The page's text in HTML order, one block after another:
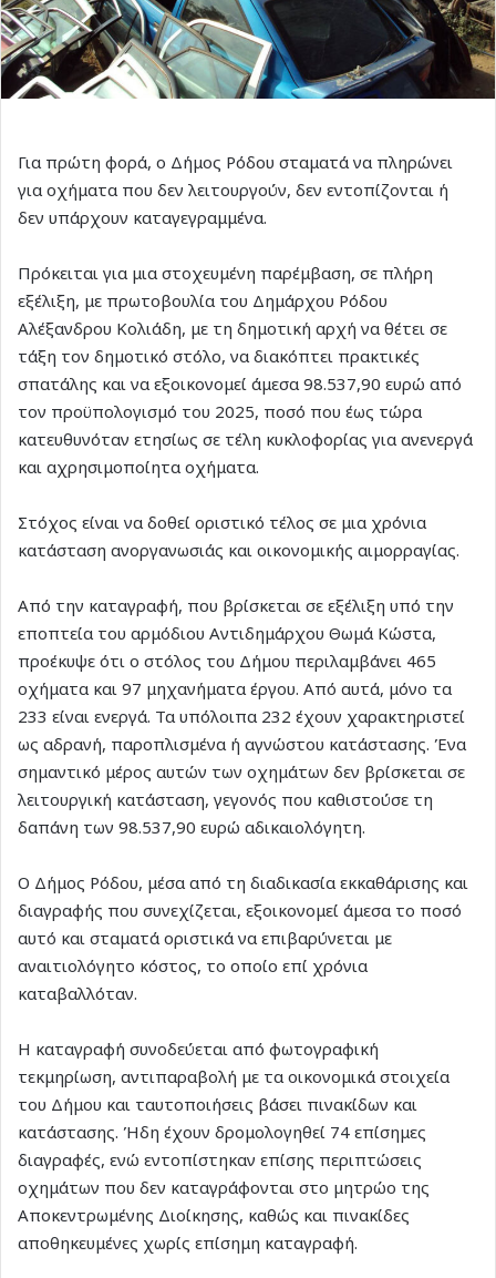
Για πρώτη φορά, ο Δήμος Ρόδου σταματά να πληρώνει
για οχήματα που δεν λειτουργούν, δεν εντοπίζονται ή
δεν υπάρχουν καταγεγραμμένα.
Πρόκειται για μια στοχευμένη παρέμβαση, σε πλήρη
εξέλιξη, με πρωτοβουλία του Δημάρχου Ρόδου
Αλέξανδρου Κολιάδη, με τη δημοτική αρχή να θέτει σε
τάξη τον δημοτικό στόλο, να διακόπτει πρακτικές
σπατάλης και να εξοικονομεί άμεσα 98.537,90 ευρώ από
τον προϋπολογισμό του 2025, ποσό που έως τώρα
κατευθυνόταν ετησίως σε τέλη κυκλοφορίας για ανενεργά
και αχρησιμοποίητα οχήματα.
Στόχος είναι να δοθεί οριστικό τέλος σε μια χρόνια
κατάσταση ανοργανωσιάς και οικονομικής αιμορραγίας.
Από την καταγραφή, που βρίσκεται σε εξέλιξη υπό την
εποπτεία του αρμόδιου Αντιδημάρχου Θωμά Κώστα,
προέκυψε ότι ο στόλος του Δήμου περιλαμβάνει 465
οχήματα και 97 μηχανήματα έργου. Από αυτά, μόνο τα
233 είναι ενεργά. Τα υπόλοιπα 232 έχουν χαρακτηριστεί
ως αδρανή, παροπλισμένα ή αγνώστου κατάστασης. Ένα
σημαντικό μέρος αυτών των οχημάτων δεν βρίσκεται σε
λειτουργική κατάσταση, γεγονός που καθιστούσε τη
δαπάνη των 98.537,90 ευρώ αδικαιολόγητη.
Ο Δήμος Ρόδου, μέσα από τη διαδικασία εκκαθάρισης και
διαγραφής που συνεχίζεται, εξοικονομεί άμεσα το ποσό
αυτό και σταματά οριστικά να επιβαρύνεται με
αναιτιολόγητο κόστος, το οποίο επί χρόνια
καταβαλλόταν.
Η καταγραφή συνοδεύεται από φωτογραφική
τεκμηρίωση, αντιπαραβολή με τα οικονομικά στοιχεία
του Δήμου και ταυτοποιήσεις βάσει πινακίδων και
κατάστασης. Ήδη έχουν δρομολογηθεί 74 επίσημες
διαγραφές, ενώ εντοπίστηκαν επίσης περιπτώσεις
οχημάτων που δεν καταγράφονται στο μητρώο της
Αποκεντρωμένης Διοίκησης, καθώς και πινακίδες
αποθηκευμένες χωρίς επίσημη καταγραφή.